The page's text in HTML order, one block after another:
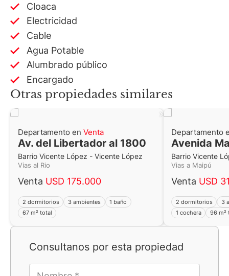
Consultanos por esta propiedad
Cloaca
Electricidad
Cable
Agua Potable
Alumbrado público
Encargado
Otras propiedades similares
Departamento en Venta
Av. del Libertador al 1800
Barrio Vicente López - Vicente López
Vias al Rio
Venta USD 175.000
2 dormitorios 3 ambientes
1 baño
67 m² total
Departamento
Avenida
Barrio Vicente
Vias a Maipú
Venta USD
2 dormitorios
3
1 cochera
96 m²